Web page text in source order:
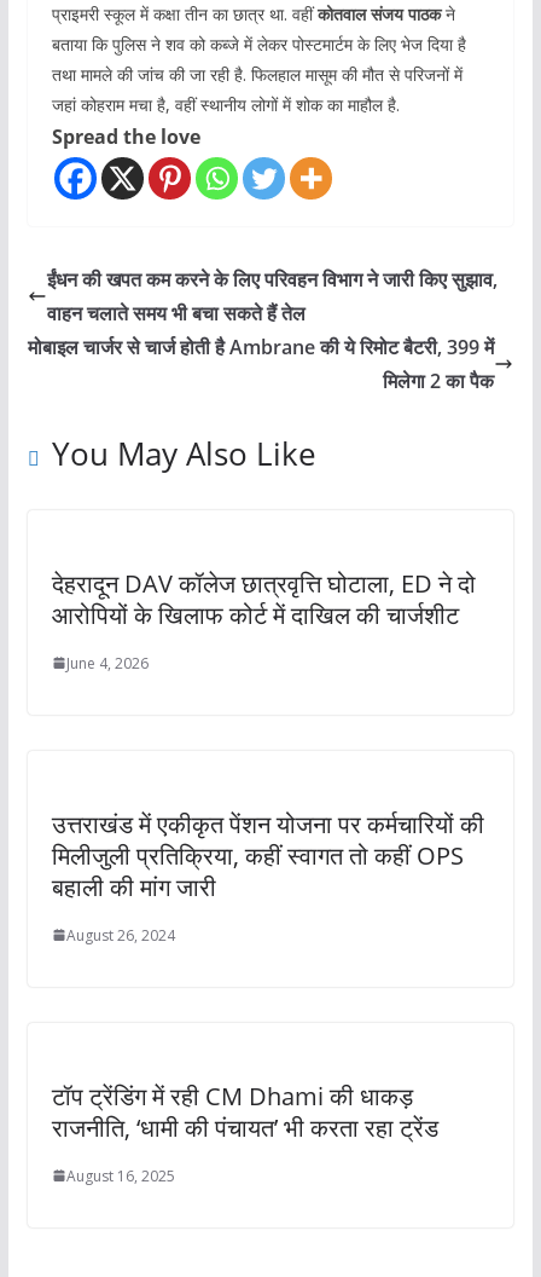
प्राइमरी स्कूल में कक्षा तीन का छात्र था. वहींकोतवाल संजय पाठकने
बताया कि पुलिस ने शव को कब्जे में लेकर पोस्टमार्टम के लिए भेज दिया है
तथा मामले की जांच की जा रही है. फिलहाल मासूम की मौत से परिजनों में
जहां कोहराम मचा है, वहीं स्थानीय लोगों में शोक का माहौल है.
Spread the love
ईंधन की खपत कम करने के लिए परिवहन विभाग ने जारी किए सुझाव,
वाहन चलाते समय भी बचा सकते हैं तेल
मोबाइल चार्जर से चार्ज होती है Ambrane की ये रिमोट बैटरी, 399 में
मिलेगा 2 का पैक
You May Also Like
देहरादून DAV कॉलेज छात्रवृत्ति घोटाला, ED ने दो
आरोपियों के खिलाफ कोर्ट में दाखिल की चार्जशीट
June 4, 2026
उत्तराखंड में एकीकृत पेंशन योजना पर कर्मचारियों की
मिलीजुली प्रतिक्रिया, कहीं स्वागत तो कहीं OPS
बहाली की मांग जारी
August 26, 2024
टॉप ट्रेंडिंग में रही CM Dhami की धाकड़
राजनीति, ‘धामी की पंचायत’ भी करता रहा ट्रेंड
August 16, 2025